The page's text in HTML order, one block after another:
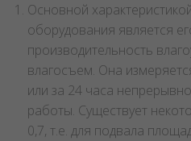
Основной
оборудования является
производительность
влагосъем. Она
или за 24 часа
работы. Существует
0,7, т.е. для подвала